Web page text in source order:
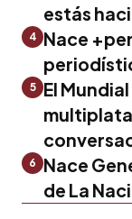
estás
4 Nace
5
El
6
Nace
de La